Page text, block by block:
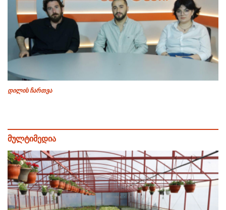
დილის ჩართვა
მულტიმედია